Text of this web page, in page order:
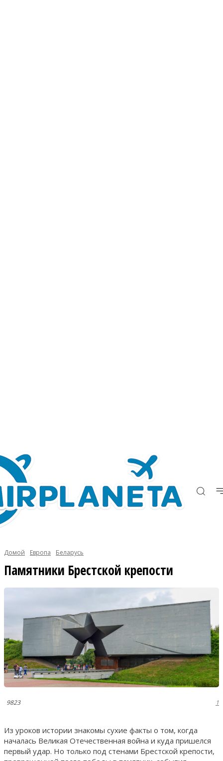
Домой Европа Беларусь
Памятники Брестской крепости
9823 1
Из уроков истории знакомы сухие факты о том, когда
началась Великая Отечественная война и куда пришелся
первый удар. Но только под стенами Брестской крепости,